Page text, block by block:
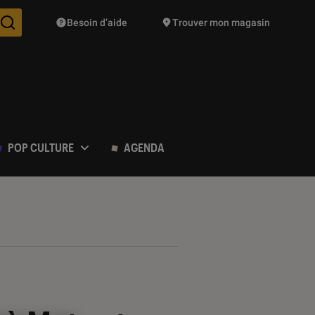
Des suggestions de produits vont vous être proposées
Besoin d’aide Trouver mon magasin
POP CULTURE AGENDA